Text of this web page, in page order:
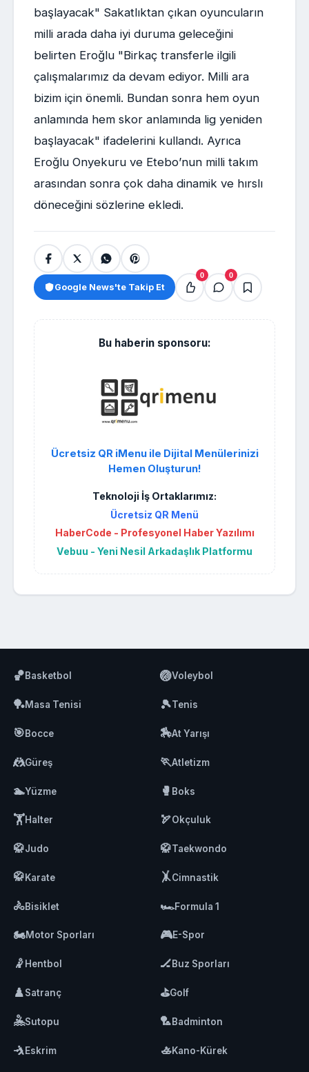
başlayacak" Sakatlıktan çıkan oyuncuların
milli arada daha iyi duruma geleceğini
belirten Eroğlu "Birkaç transferle ilgili
çalışmalarımız da devam ediyor. Milli ara
bizim için önemli. Bundan sonra hem oyun
anlamında hem skor anlamında lig yeniden
başlayacak" ifadelerini kullandı. Ayrıca
Eroğlu Onyekuru ve Etebo’nun milli takım
arasından sonra çok daha dinamik ve hırslı
döneceğini sözlerine ekledi.
Google News'te Takip Et
0 0
Bu haberin sponsoru:
Ücretsiz QR iMenu ile Dijital Menülerinizi
Hemen Oluşturun!
Teknoloji İş Ortaklarımız:
Ücretsiz QR Menü
HaberCode - Profesyonel Haber Yazılımı
Vebuu - Yeni Nesil Arkadaşlık Platformu
🏀Basketbol 🏐Voleybol
🏓Masa Tenisi 🎾Tenis
🎯Bocce 🏇At Yarışı
🤼Güreş 🏃Atletizm
🏊Yüzme 🥊 Boks
🏋️Halter 🏹Okçuluk
🥋Judo 🥋Taekwondo
🥋Karate 🤸Cimnastik
🚴Bisiklet 🏎️Formula 1
🏍️Motor Sporları 🎮E-Spor
🤾 Hentbol 🏒Buz Sporları
♟️Satranç ⛳Golf
🤽Sutopu 🏸Badminton
🤺Eskrim 🚣Kano-Kürek